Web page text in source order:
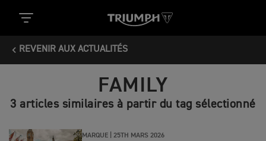
REVENIR AUX ACTUALITÉS
FAMILY
3 articles similaires à partir du tag sélectionné
MARQUE | 25TH MARS 2026